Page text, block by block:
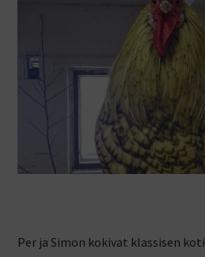
Per ja Simon kokivat klassisen